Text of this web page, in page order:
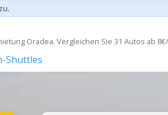
Oradea. Vergleichen Sie 31 Autos ab
Shuttles